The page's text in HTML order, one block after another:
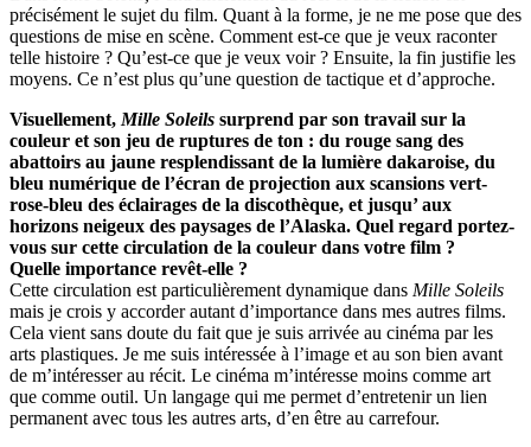
précisément le sujet du film. Quant à la forme, je ne me pose que des
questions de mise en scène. Comment est-ce que je veux raconter
telle histoire ? Qu’est-ce que je veux voir ? Ensuite, la fin justifie les
moyens. Ce n’est plus qu’une question de tactique et d’approche.
Visuellement, Mille Soleils surprend par son travail sur la
couleur et son jeu de ruptures de ton : du rouge sang des
abattoirs au jaune resplendissant de la lumière dakaroise, du
bleu numérique de l’écran de projection aux scansions vert-
rose-bleu des éclairages de la discothèque, et jusqu’ aux
horizons neigeux des paysages de l’Alaska. Quel regard portez-
vous sur cette circulation de la couleur dans votre film ?
Quelle importance revêt-elle ?
Cette circulation est particulièrement dynamique dans Mille Soleils
mais je crois y accorder autant d’importance dans mes autres films.
Cela vient sans doute du fait que je suis arrivée au cinéma par les
arts plastiques. Je me suis intéressée à l’image et au son bien avant
de m’intéresser au récit. Le cinéma m’intéresse moins comme art
que comme outil. Un langage qui me permet d’entretenir un lien
permanent avec tous les autres arts, d’en être au carrefour.